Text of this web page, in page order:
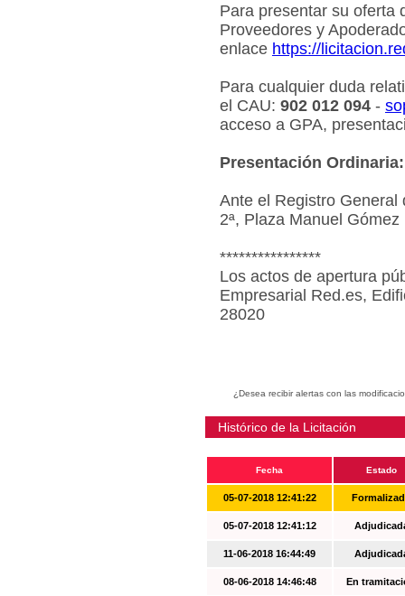
Para presentar su oferta
Proveedores y
enlace https://
Para cualquier duda
el CAU: 902 012 094 -
acceso a GPA,
Presentación Ordinaria:
Ante el Registro General
2ª, Plaza Manuel
****************
Los actos de apertura
Empresarial Red.es,
28020
¿Desea recibir alertas con las
Histórico de la Licitación
Fecha Estado
05-07-2018 12:41:22
05-07-2018 12:41:12
11-06-2018 16:44:49
08-06-2018 14:46:48 En